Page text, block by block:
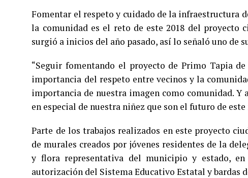
Fomentar el respeto y cuidado de la infraestructura
la comunidad es el reto de este 2018 del proyecto
surgió a inicios del año pasado, así lo señaló uno de
“Seguir fomentando el proyecto de Primo Tapia
importancia del respeto entre vecinos y la
importancia de nuestra imagen como comunidad. Y
en especial de nuestra niñez que son el futuro de
Parte de los trabajos realizados en este proyecto
de murales creados por jóvenes residentes de la
y flora representativa del municipio y estado,
autorización del Sistema Educativo Estatal y bardas